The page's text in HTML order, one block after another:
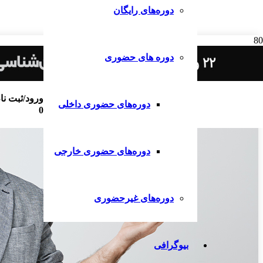
دوره‌های رایگان
دوره های حضوری
دوره‌های حضوری داخلی
دوره‌های حضوری خارجی
دوره‌های غیرحضوری
بیوگرافی
ورود/ثبت
0